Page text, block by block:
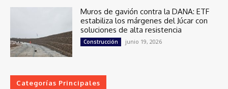
Muros de gavión contra la DANA: ETF
estabiliza los márgenes del Júcar con
soluciones de alta resistencia
Construcción junio 19, 2026
Categorías Principales